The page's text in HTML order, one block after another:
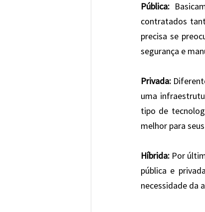
Pública:
contratados
precisa se
segurança e
Privada:
uma
tipo de
melhor para
Híbrida: Por
pública e
necessidade da